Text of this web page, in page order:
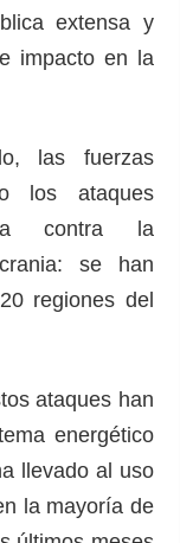
extensa y
impacto en la
las fuerzas
los ataques
contra la
se han
regiones del
ataques han
energético
llevado al uso
la mayoría de